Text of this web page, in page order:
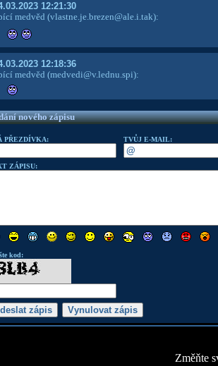
12:21:30
medvěd (vlastne.je.brezen@ale.i.tak):
12:18:36
medvěd (medvedi@v.lednu.spi):
nového zápisu
PŘEZDÍVKA: TVŮJ E-MAIL:
ZÁPISU:
kod:
Změňte